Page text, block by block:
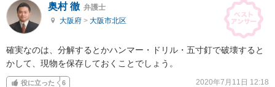
奥村 徹 弁護士
大阪府 > 大阪市北区
確実なのは、分解するとかハンマー・ドリル・五寸釘で破壊すると
かして、現物を保存しておくことでしょう。
役に立った 6 2020年7月11日 12:18